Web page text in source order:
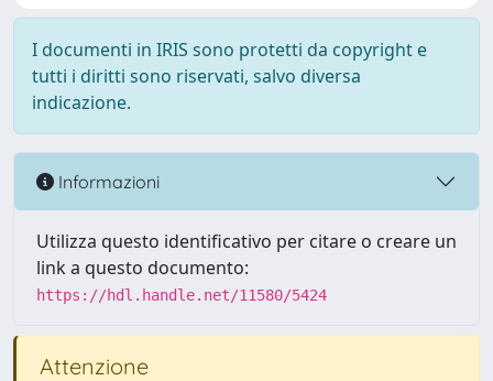
I documenti in IRIS sono protetti da copyright e
tutti i diritti sono riservati, salvo diversa
indicazione.
Informazioni
Utilizza questo identificativo per citare o creare un
link a questo documento:
https://hdl.handle.net/11580/5424
Attenzione